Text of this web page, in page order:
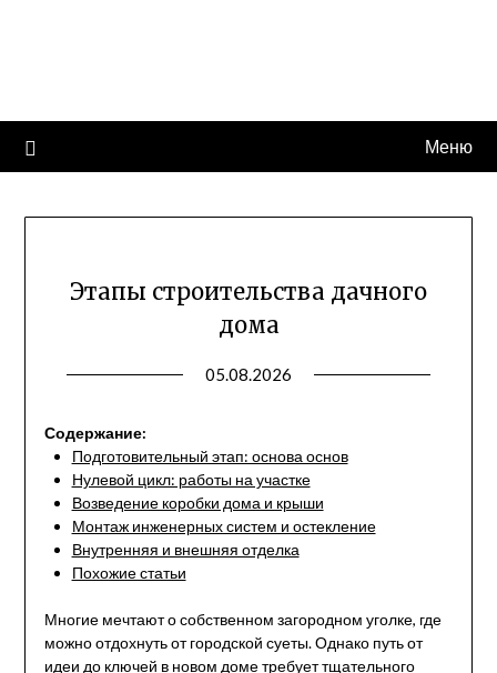
Меню
Этапы строительства дачного
дома
05.08.2026
Содержание:
Подготовительный этап: основа основ
Нулевой цикл: работы на участке
Возведение коробки дома и крыши
Монтаж инженерных систем и остекление
Внутренняя и внешняя отделка
Похожие статьи
Многие мечтают о собственном загородном уголке, где
можно отдохнуть от городской суеты. Однако путь от
идеи до ключей в новом доме требует тщательного